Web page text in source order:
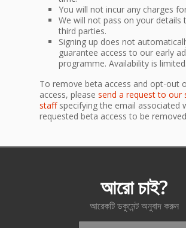
You will not incur any charges
We will not pass on your details
third parties.
Signing up does not
guarantee access to our early
programme. Availability is limited.
To remove beta access and opt-out
access, please send a request to our
staffspecifying the email associated
requested beta access to be
আরো চাই?
আরেকটি ডকুমেন্ট অনুবাদ করুন